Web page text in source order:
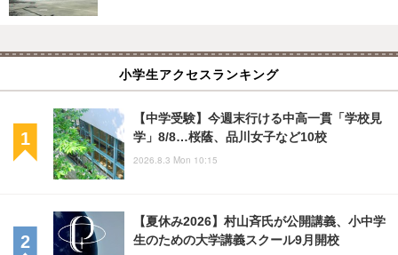
小学生アクセスランキング
【中学受験】今週末行ける中高一貫「学校見
学」8/8…桜蔭、品川女子など10校
2026.8.3 Mon 10:15
【夏休み2026】村山斉氏が公開講義、小中学
生のための大学講義スクール9月開校